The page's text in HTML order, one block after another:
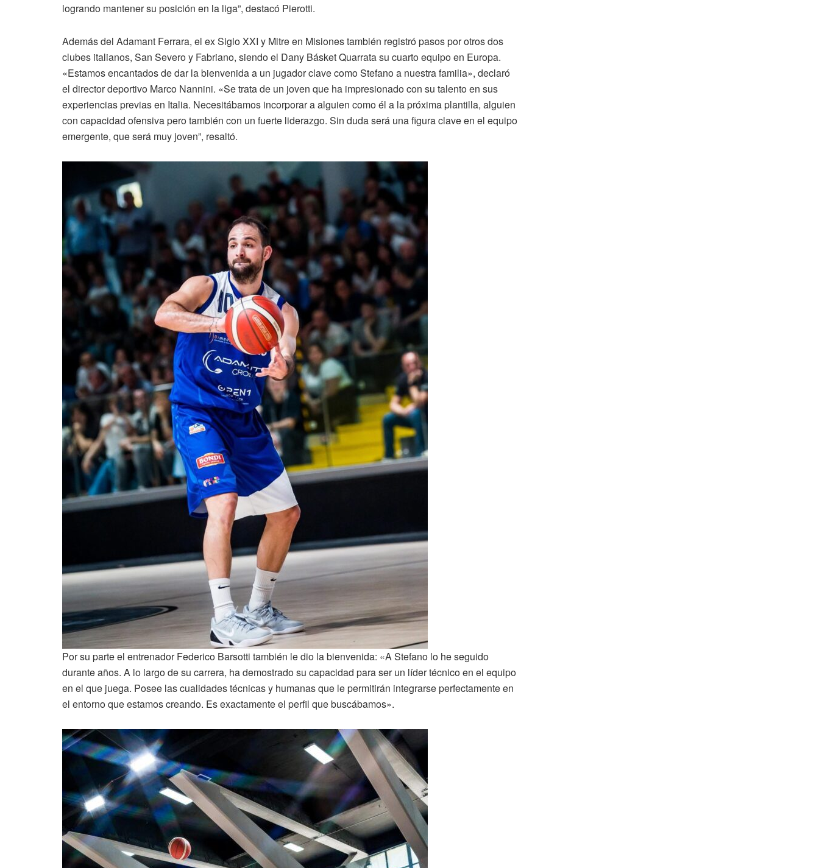
logrando mantener su posición en la liga”, destacó Pierotti.
Además del Adamant Ferrara, el ex Siglo XXI y Mitre en Misiones también registró pasos por otros dos
clubes italianos, San Severo y Fabriano, siendo el Dany Básket Quarrata su cuarto equipo en Europa.
«Estamos encantados de dar la bienvenida a un jugador clave como Stefano a nuestra familia», declaró
el director deportivo Marco Nannini. «Se trata de un joven que ha impresionado con su talento en sus
experiencias previas en Italia. Necesitábamos incorporar a alguien como él a la próxima plantilla, alguien
con capacidad ofensiva pero también con un fuerte liderazgo. Sin duda será una figura clave en el equipo
emergente, que será muy joven”, resaltó.
Por su parte el entrenador Federico Barsotti también le dio la bienvenida: «A Stefano lo he seguido
durante años. A lo largo de su carrera, ha demostrado su capacidad para ser un líder técnico en el equipo
en el que juega. Posee las cualidades técnicas y humanas que le permitirán integrarse perfectamente en
el entorno que estamos creando. Es exactamente el perfil que buscábamos».